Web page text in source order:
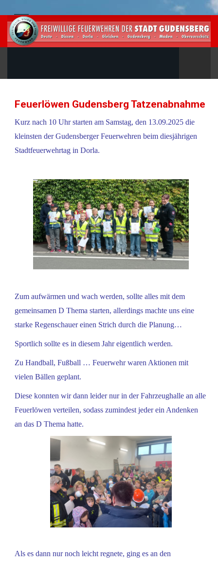
Feuerlöwen Gudensberg Tatzenabnahme
Kurz nach 10 Uhr starten am Samstag, den 13.09.2025 die
kleinsten der Gudensberger Feuerwehren beim diesjährigen
Stadtfeuerwehrtag in Dorla.
Zum aufwärmen und wach werden, sollte alles mit dem
gemeinsamen D Thema starten, allerdings machte uns eine
starke Regenschauer einen Strich durch die Planung…
Sportlich sollte es in diesem Jahr eigentlich werden.
Zu Handball, Fußball … Feuerwehr waren Aktionen mit
vielen Bällen geplant.
Diese konnten wir dann leider nur in der Fahrzeughalle an alle
Feuerlöwen verteilen, sodass zumindest jeder ein Andenken
an das D Thema hatte.
Als es dann nur noch leicht regnete, ging es an den